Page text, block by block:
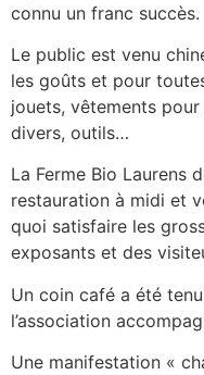
connu un franc succès.
Le public est venu
les goûts et pour
jouets, vêtements
divers, outils…
La Ferme Bio Laurens
restauration à midi et
quoi satisfaire les
exposants et des
Un coin café a été
l’association
Une manifestation «